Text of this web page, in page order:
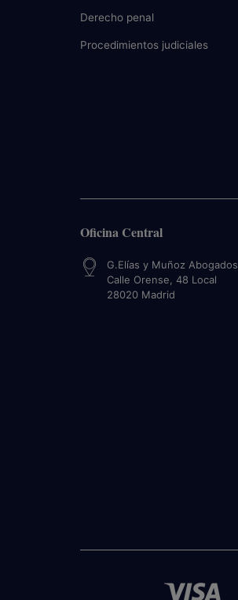
Derecho penal
Procedimientos judiciales
Oficina Central
G.Elías y Muñoz Abogados
Calle Orense, 48 Local
28020 Madrid